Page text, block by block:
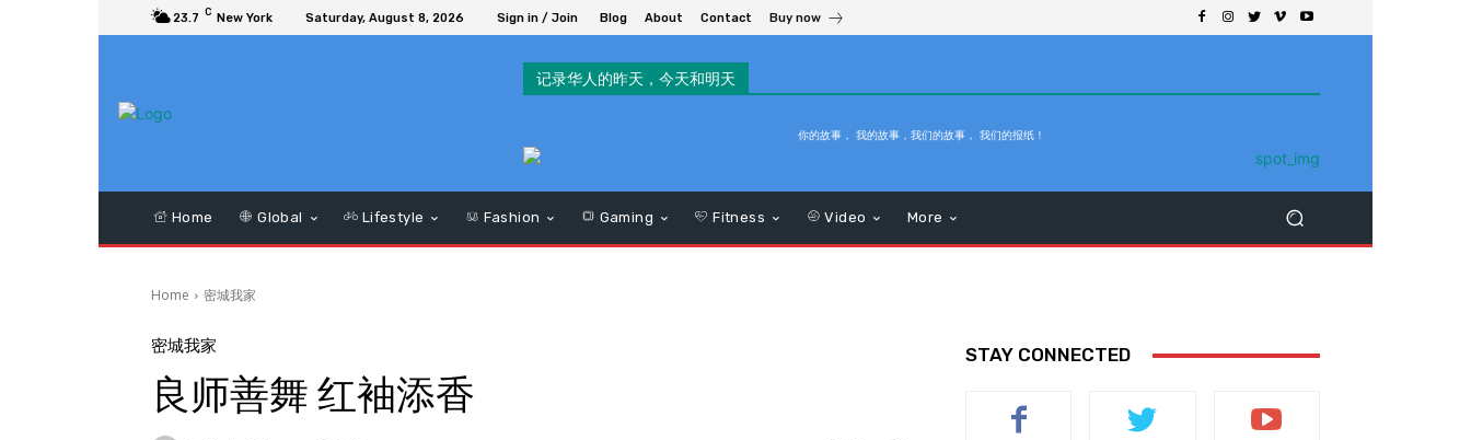
23.7 C New York Saturday, August 8, 2026 Sign in / Join Blog About Contact Buy now
记录华人的昨天，今天和明天
你的故事， 我的故事，我们的故事， 我们的报纸！
Home Global Lifestyle Fashion Gaming Fitness Video More
Home 密城我家
密城我家
良师善舞 红袖添香
STAY CONNECTED